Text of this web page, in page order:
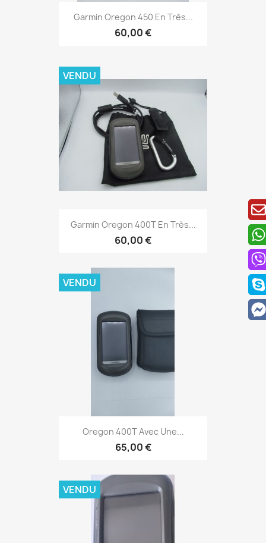
Aperçu rapide
Garmin Oregon 450 En Très...
60,00 €
Aperçu rapide
Garmin Oregon 400T En Très...
60,00 €
VENDU
Aperçu rapide
Oregon 400T Avec Une...
65,00 €
VENDU
VENDU